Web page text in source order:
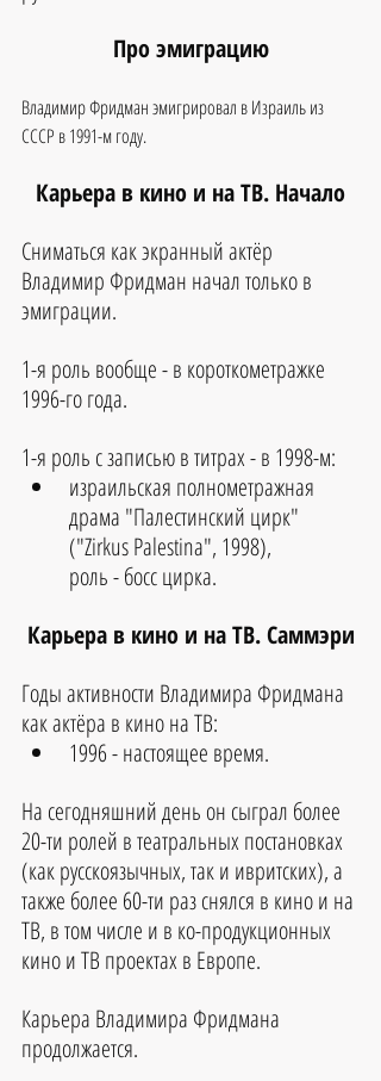
Про эмиграцию
Владимир Фридман эмигрировал в Израиль из
СССР в 1991-м году.
Карьера в кино и на ТВ. Начало
Сниматься как экранный актёр
Владимир Фридман начал только в
эмиграции.
1-я роль вообще - в короткометражке
1996-го года.
1-я роль с записью в титрах - в 1998-м:
израильская полнометражная
драма "Палестинский цирк"
("Zirkus Palestina", 1998),
роль - босс цирка.
Карьера в кино и на ТВ. Саммэри
Годы активности Владимира Фридмана
как актёра в кино на ТВ:
1996 - настоящее время.
На сегодняшний день он сыграл более
20-ти ролей в театральных постановках
(как русскоязычных, так и ивритских), а
также более 60-ти раз снялся в кино и на
ТВ, в том числе и в ко-продукционных
кино и ТВ проектах в Европе.
Карьера Владимира Фридмана
продолжается.